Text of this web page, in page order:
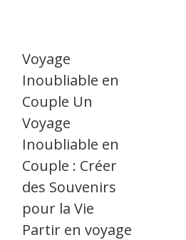
Voyage
Inoubliable en
Couple Un
Voyage
Inoubliable en
Couple : Créer
des Souvenirs
pour la Vie
Partir en voyage